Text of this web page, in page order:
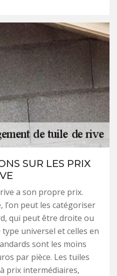
SUR LES PRIX
a son propre prix.
l’on peut les catégoriser
qui peut être droite ou
universel et celles en
sont les moins
par pièce. Les tuiles
prix intermédiaires,